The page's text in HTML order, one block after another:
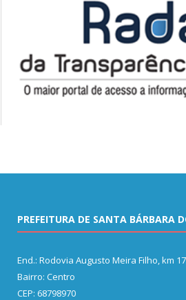
PREFEITURA DE SANTA BÁRBARA
End.: Rodovia Augusto Meira Filho, km 17
Bairro: Centro
CEP: 68798970